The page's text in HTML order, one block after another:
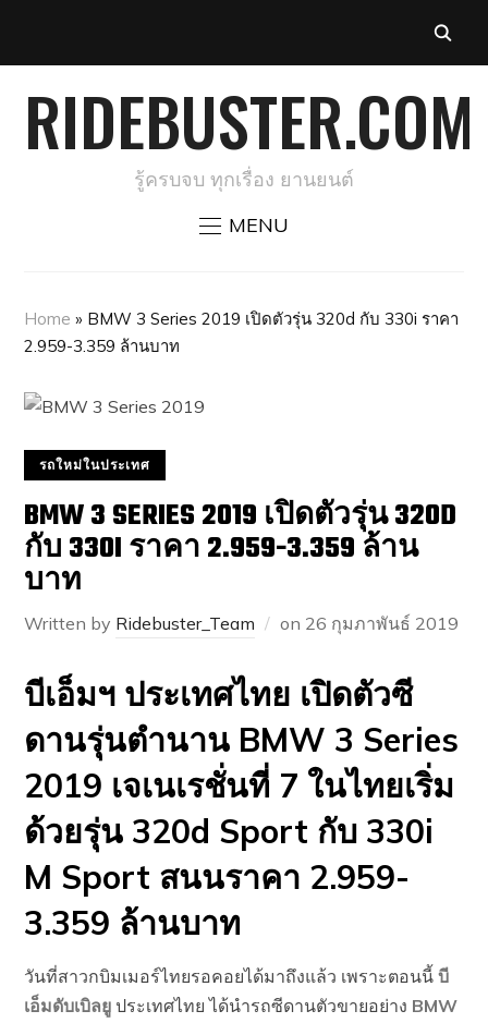
RIDEBUSTER.COM
รู้ครบจบ ทุกเรื่อง ยานยนต์
MENU
Home » BMW 3 Series 2019 เปิดตัวรุ่น 320d กับ 330i ราคา
2.959-3.359 ล้านบาท
รถใหม่ในประเทศ
BMW 3 SERIES 2019 เปิดตัวรุ่น 320D
กับ 330I ราคา 2.959-3.359 ล้าน
บาท
Written by Ridebuster_Team on 26 กุมภาพันธ์ 2019
บีเอ็มฯ ประเทศไทย เปิดตัวซี
ดานรุ่นตำนาน BMW 3 Series
2019 เจเนเรชั่นที่ 7 ในไทยเริ่ม
ด้วยรุ่น 320d Sport กับ 330i
M Sport สนนราคา 2.959-
3.359 ล้านบาท
วันที่สาวกบิมเมอร์ไทยรอคอยได้มาถึงแล้ว เพราะตอนนี้บี
เอ็มดับเบิลยู ประเทศไทย ได้นำรถซีดานตัวขายอย่าง BMW